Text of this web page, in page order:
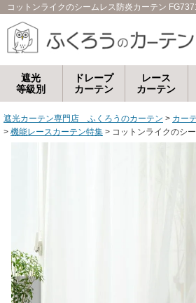
コットンライクのシームレス防炎カーテン
遮光
等級別
ドレープ
カーテン
レース
カーテン
遮光カーテン専門店 ふくろうのカーテン
カー
機能レースカーテン特集
コットンライクのシ